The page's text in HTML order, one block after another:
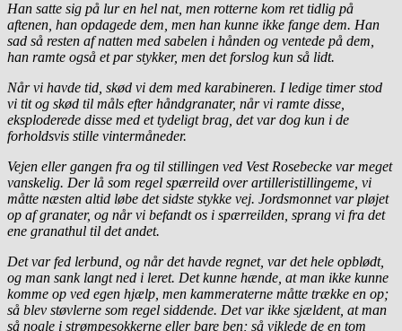
Han satte sig på lur en hel nat, men rotterne kom ret tidlig på
aftenen, han opdagede dem, men han kunne ikke fange dem. Han
sad så resten af natten med sabelen i hånden og ventede på dem,
han ramte også et par stykker, men det forslog kun så lidt.
Når vi havde tid, skød vi dem med karabineren. I ledige timer stod
vi tit og skød til måls efter håndgranater, når vi ramte disse,
eksploderede disse med et tydeligt brag, det var dog kun i de
forholdsvis stille vintermåneder.
Vejen eller gangen fra og til stillingen ved Vest Rosebecke var meget
vanskelig. Der lå som regel spærreild over artilleristillingeme, vi
måtte næsten altid løbe det sidste stykke vej. Jordsmonnet varpløjet
op af granater, og når vi befandt os i spærreilden, sprang vi fra det
ene granathul til det andet.
Det var fed lerbund, og når det havde regnet, var det hele opblødt,
og man sank langt ned i leret. Det kunne hænde, at man ikke kunne
komme op ved egen hjælp, men kammeraterne måtte trække en op;
så blev støvlerne som regel siddende. Det var ikke sjældent, at man
så nogle i strømpesokkerne eller bare ben; så viklede de en tom